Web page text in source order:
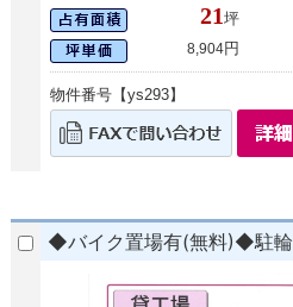
21坪
8,904円
物件番号【ys293】
◆バイク置場有(無料)◆駐